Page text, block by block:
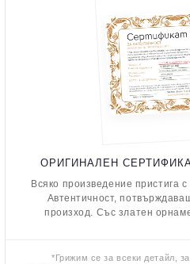
ОРИГИНАЛЕН
Всяко произведение пристига
Автентичност,
произход. Със златен
*Грижим се за всеки детайл,